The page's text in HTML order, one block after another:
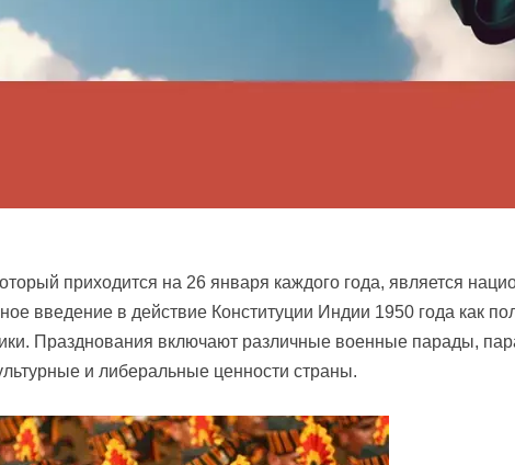
приходится на 26 января каждого года, является
введение в действие Конституции Индии 1950 года как
Празднования включают различные военные парады,
и либеральные ценности страны.